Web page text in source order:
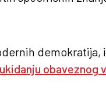
ukidanju obaveznog